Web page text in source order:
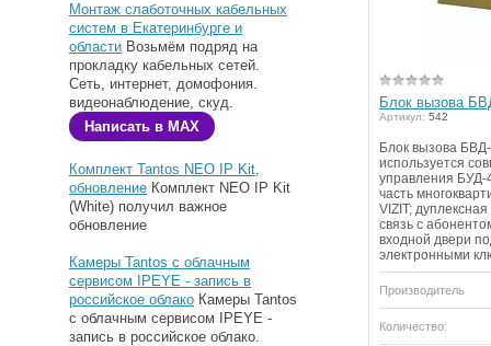
Монтаж слаботочных кабельных
систем в Екатеринбурге и
области Возьмём подряд на
прокладку кабельных сетей.
Сеть, интернет, домофония.
видеонаблюдение, скуд.
Написать в MAX
Комплект Tantos NEO IP Kit,
обновление Комплект NEO IP Kit
(White) получил важное
обновление
Камеры Tantos с облачным
сервисом IPEYE - запись в
российское облако Камеры Tantos
с облачным сервисом IPEYE -
запись в российское облако.
Блок вызова
Артикул: 542
Блок вызова
используется
управления БУД-
часть
VIZIT;
связь с
входной двери
электронными
Производитель
Количество: